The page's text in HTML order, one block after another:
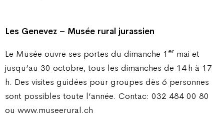
Les Genevez – Musée rural jurassien
Le Musée ouvre ses portes du dimanche 1 er mai et
jusqu’au 30 octobre, tous les dimanches de 14 h à 17
h. Des visites guidées pour groupes dès 6 personnes
sont possibles toute l’année. Contac: 032 484 00 80
ou www.museerural.ch